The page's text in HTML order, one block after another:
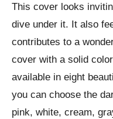
This cover looks
dive under it. It also
contributes to a
cover with a solid
available in eight
you can choose the
pink, white, cream,